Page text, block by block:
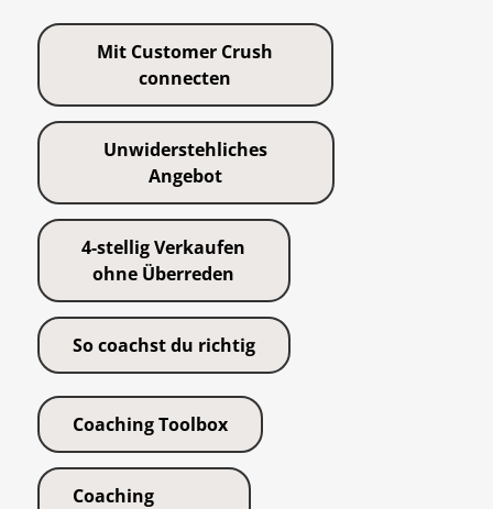
Mit Customer Crush
connecten
Unwiderstehliches
Angebot
4-stellig Verkaufen
ohne Überreden
So coachst du richtig
Coaching Toolbox
Coaching